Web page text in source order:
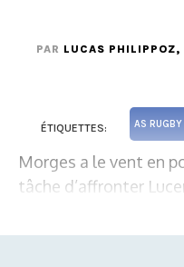
PAR LUCAS PHILIPPOZ,
ÉTIQUETTES: AS
Morges a le vent en
tâche d’affronter